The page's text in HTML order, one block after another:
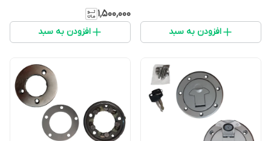
افزودن به سبد
۱٬۵۰۰٬۰۰۰
افزودن به سبد